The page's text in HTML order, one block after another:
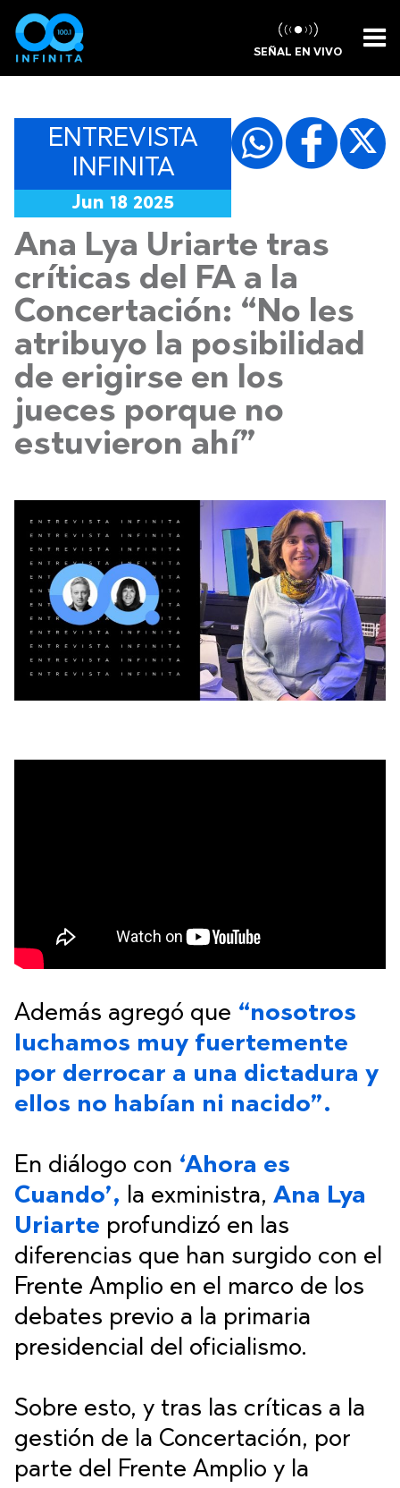
SEÑAL EN VIVO
ENTREVISTA
INFINITA
Jun 18 2025
Ana Lya Uriarte tras
críticas del FA a la
Concertación: “No les
atribuyo la posibilidad
de erigirse en los
jueces porque no
estuvieron ahí”
Además agregó que “nosotros
luchamos muy fuertemente
por derrocar a una dictadura y
ellos no habían ni nacido”.
En diálogo con ‘Ahora es
Cuando’, la exministra, Ana Lya
Uriarte profundizó en las
diferencias que han surgido con el
Frente Amplio en el marco de los
debates previo a la primaria
presidencial del oficialismo.
Sobre esto, y tras las críticas a la
gestión de la Concertación, por
parte del Frente Amplio y la